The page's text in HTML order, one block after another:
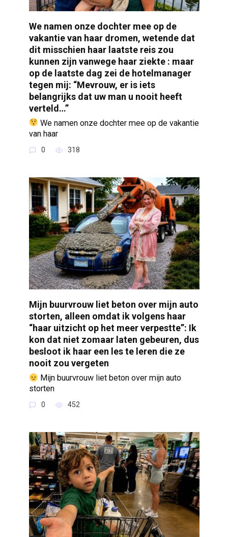
We namen onze dochter mee op de
vakantie van haar dromen, wetende dat
dit misschien haar laatste reis zou
kunnen zijn vanwege haar ziekte : maar
op de laatste dag zei de hotelmanager
tegen mij: “Mevrouw, er is iets
belangrijks dat uw man u nooit heeft
verteld…”
We namen onze dochter mee op de vakantie
van haar
0 318
Mijn buurvrouw liet beton over mijn auto
storten, alleen omdat ik volgens haar
“haar uitzicht op het meer verpestte”: Ik
kon dat niet zomaar laten gebeuren, dus
besloot ik haar een les te leren die ze
nooit zou vergeten
Mijn buurvrouw liet beton over mijn auto
storten
0 452